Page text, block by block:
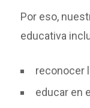
Por eso,
educativa
reconocer
educar en